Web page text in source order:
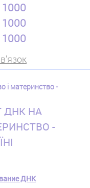
1000
1000
1000
і материнство -
ДНК НА
-
ДНК